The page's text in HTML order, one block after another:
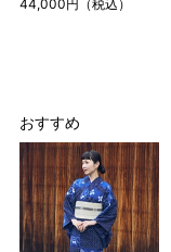
44,000円（税込）
おすすめ